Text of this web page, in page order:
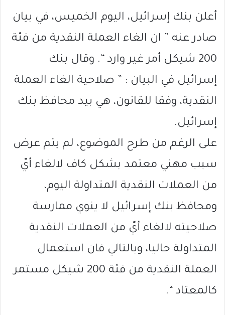
أعلن بنك إسرائيل، اليوم الخميس، في بيان
صادر عنه ” ان الغاء العملة النقدية من فئة
200 شيكل أمر غير وارد “. وقال بنك
إسرائيل في البيان : ” صلاحية الغاء العملة
النقدية، وفقا للقانون، هي بيد محافظ بنك
إسرائيل.
على الرغم من طرح الموضوع، لم يتم عرض
سبب مهني معتمد بشكل كاف لالغاء أيّ
من العملات النقدية المتداولة اليوم،
ومحافظ بنك إسرائيل لا ينوي ممارسة
صلاحيته لالغاء أيّ من العملات النقدية
المتداولة حاليا، وبالتالي فان استعمال
العملة النقدية من فئة 200 شيكل مستمر
كالمعتاد “.